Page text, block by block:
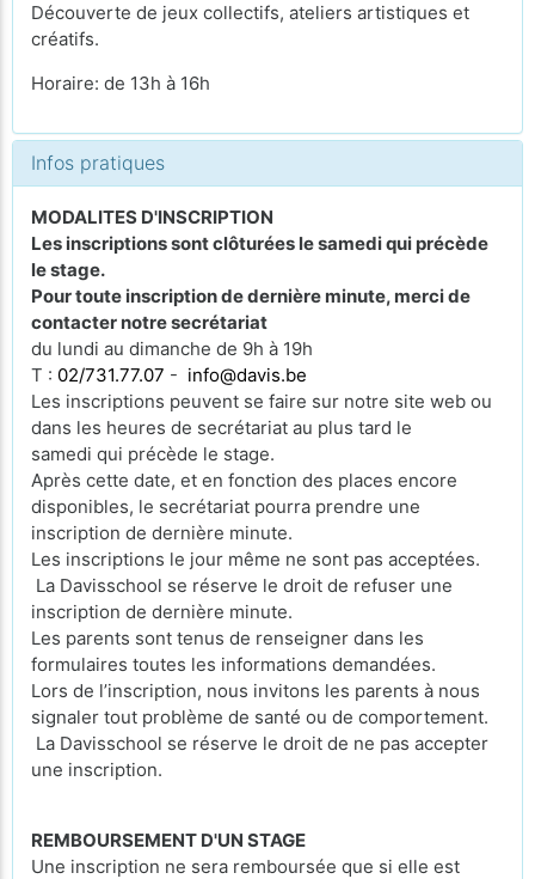
Découverte de jeux collectifs, ateliers artistiques et
créatifs.
Horaire: de 13h à 16h
Infos pratiques
MODALITES D'INSCRIPTION
Les inscriptions sont clôturées le samedi qui précède
le stage.
Pour toute inscription de dernière minute, merci de
contacter notre secrétariat
du lundi au dimanche de 9h à 19h
T : 02/731.77.07 - info@davis.be
Les inscriptions peuvent se faire sur notre site web ou
dans les heures de secrétariat au plus tard le
samedi qui précède le stage.
Après cette date, et en fonction des places encore
disponibles, le secrétariat pourra prendre une
inscription de dernière minute.
Les inscriptions le jour même ne sont pas acceptées.
La Davisschool se réserve le droit de refuser une
inscription de dernière minute.
Les parents sont tenus de renseigner dans les
formulaires toutes les informations demandées.
Lors de l’inscription, nous invitons les parents à nous
signaler tout problème de santé ou de comportement.
La Davisschool se réserve le droit de ne pas accepter
une inscription.
REMBOURSEMENT D'UN STAGE
Une inscription ne sera remboursée que si elle est